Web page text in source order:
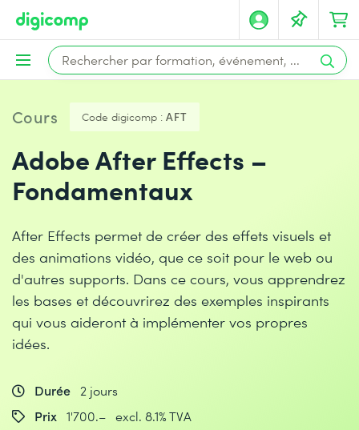
Cours Code digicomp : AFT
Adobe After Effects –
Fondamentaux
After Effects permet de créer des effets visuels et
des animations vidéo, que ce soit pour le web ou
d'autres supports. Dans ce cours, vous apprendrez
les bases et découvrirez des exemples inspirants
qui vous aideront à implémenter vos propres
idées.
Durée
2 jours
Prix
1'700.– excl. 8.1% TVA